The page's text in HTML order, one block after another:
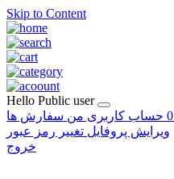
Skip to Content
Hello Public user
0 حساب کاربری من سفارش ها
ویرایش پروفایل تغییر رمز عبور
خروج